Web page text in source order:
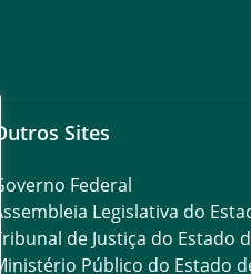
Outros Sites
Governo Federal
Assembleia Legislativa do
Tribunal de Justiça do Estado
Ministério Público do Estado